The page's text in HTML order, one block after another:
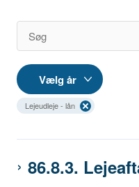
Lejeudleje - lån
86.8.3.